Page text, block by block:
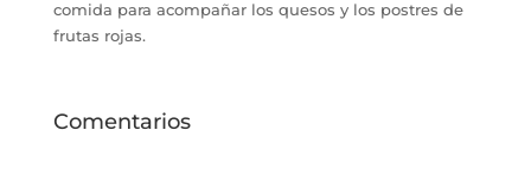
comida para acompañar los quesos y los postres de
frutas rojas.
Comentarios